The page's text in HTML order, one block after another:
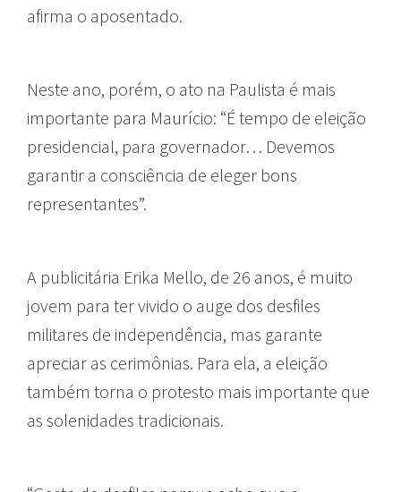
afirma o aposentado.
Neste ano, porém, o ato na Paulista é mais
importante para Maurício: “É tempo de eleição
presidencial, para governador… Devemos
garantir a consciência de eleger bons
representantes”.
A publicitária Erika Mello, de 26 anos, é muito
jovem para ter vivido o auge dos desfiles
militares de independência, mas garante
apreciar as cerimônias. Para ela, a eleição
também torna o protesto mais importante que
as solenidades tradicionais.